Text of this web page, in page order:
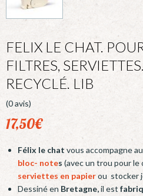
FELIX LE CHAT.
FILTRES,
RECYCLÉ. LIB
(0 avis)
17,50€
Félix le chat vous accompagne
bloc- notes (avec un trou pour le
serviettes en papierou stocker
Dessiné en Bretagne,il est